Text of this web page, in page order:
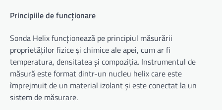
Principiile de funcționare
Sonda Helix funcționează pe principiul măsurării
proprietăților fizice și chimice ale apei, cum ar fi
temperatura, densitatea și compoziția. Instrumentul de
măsură este format dintr-un nucleu helix care este
împrejmuit de un material izolant și este conectat la un
sistem de măsurare.